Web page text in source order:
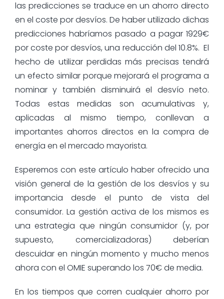
las predicciones se traduce en un ahorro directo
en el coste por desvíos. De haber utilizado dichas
predicciones habríamos pasado a pagar 1929€
por coste por desvíos, una reducción del 10.8%. El
hecho de utilizar perdidas más precisas tendrá
un efecto similar porque mejorará el programa a
nominar y también disminuirá el desvío neto.
Todas estas medidas son acumulativas y,
aplicadas al mismo tiempo, conllevan a
importantes ahorros directos en la compra de
energía en el mercado mayorista.
Esperemos con este artículo haber ofrecido una
visión general de la gestión de los desvíos y su
importancia desde el punto de vista del
consumidor. La gestión activa de los mismos es
una estrategia que ningún consumidor (y, por
supuesto, comercializadoras) deberían
descuidar en ningún momento y mucho menos
ahora con el OMIE superando los 70€ de media.
En los tiempos que corren cualquier ahorro por